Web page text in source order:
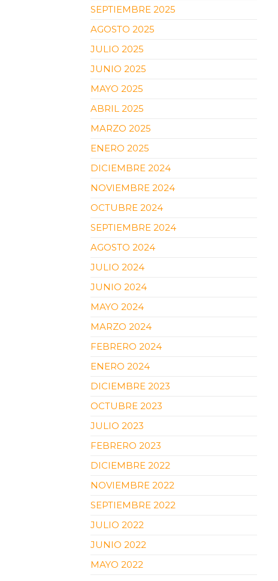
SEPTIEMBRE 2025
AGOSTO 2025
JULIO 2025
JUNIO 2025
MAYO 2025
ABRIL 2025
MARZO 2025
ENERO 2025
DICIEMBRE 2024
NOVIEMBRE 2024
OCTUBRE 2024
SEPTIEMBRE 2024
AGOSTO 2024
JULIO 2024
JUNIO 2024
MAYO 2024
MARZO 2024
FEBRERO 2024
ENERO 2024
DICIEMBRE 2023
OCTUBRE 2023
JULIO 2023
FEBRERO 2023
DICIEMBRE 2022
NOVIEMBRE 2022
SEPTIEMBRE 2022
JULIO 2022
JUNIO 2022
MAYO 2022